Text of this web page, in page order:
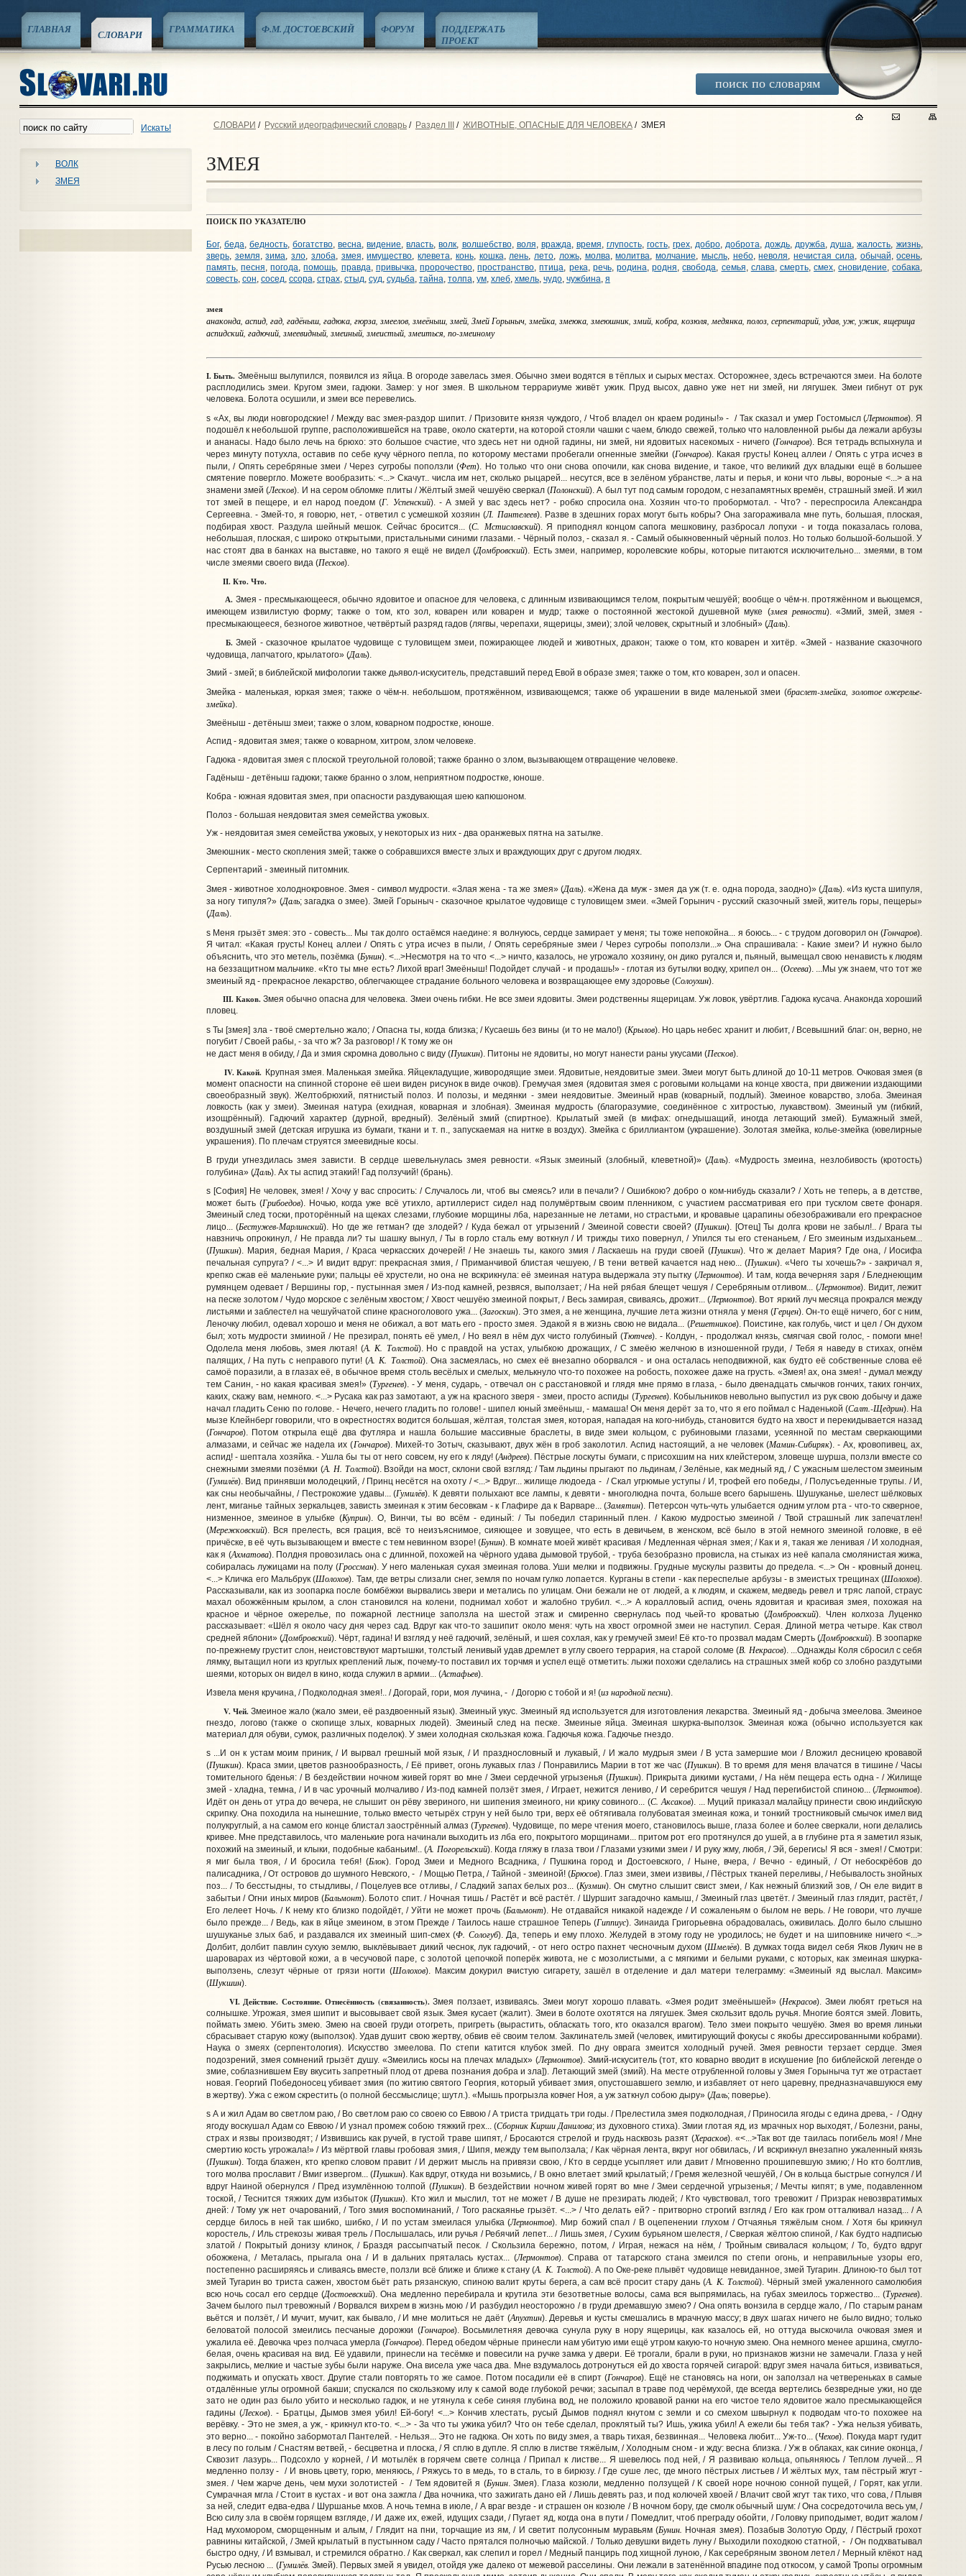
поиск по словарям
ГЛАВНАЯ СЛОВАРИ ГРАММАТИКА Ф.М. ДОСТОЕВСКИЙ ФОРУМ
ПОДДЕРЖАТЬ
ПРОЕКТ
Искать!
ВОЛК
ЗМЕЯ
СЛОВАРИ / Русский идеографический словарь/ Раздел III / ЖИВОТНЫЕ, ОПАСНЫЕ ДЛЯ ЧЕЛОВЕКА/ ЗМЕЯ
ЗМЕЯ
ПОИСК ПО УКАЗАТЕЛЮ
Бог, беда,бедность,богатство,весна,видение,власть,волк, волшебство, воля, вражда, время, глупость, гость, грех,добро,доброта,дождь,дружба,душа,жалость, жизнь,
зверь, земля,зима,зло, злоба, змея,имущество,клевета, конь, кошка,лень,лето, ложь, молва,молитва,молчание, мысль, небо,неволя,нечистая сила, обычай,осень,
память,песня,погода,помощь, правда, привычка, пророчество,пространство,птица, река, речь, родина,родня,свобода, семья, слава, смерть,смех,сновидение,собака,
совесть, сон, сосед, ссора, страх, стыд, суд, судьба, тайна, толпа, ум, хлеб, хмель, чудо, чужбина, я
змея
анаконда, аспид, гад, гадёныш, гадюка, гюрза, змеелов, змеёныш, змей, Змей Горыныч, змейка, змеюка, змеюшник, змий, кобра, козюля, медянка, полоз, серпентарий, удав, уж, ужик, ящерица
аспидский, гадючий, змеевидный, змеиный, змеистый, змеиться, по-змеиному
I. Быть. Змеёныш вылупился, появился из яйца. В огороде завелась змея. Обычно змеи водятся в тёплых и сырых местах. Осторожнее, здесь встречаются змеи. На болоте
расплодились змеи. Кругом змеи, гадюки. Замер: у ног змея. В школьном террариуме живёт ужик. Пруд высох, давно уже нет ни змей, ни лягушек. Змеи гибнут от рук
человека. Болота осушили, и змеи все перевелись.
s «Ах, вы люди новгородские! / Между вас змея-раздор шипит. / Призовите князя чуждого, / Чтоб владел он краем родины!» - / Так сказал и умер Гостомысл (Лермонтов). Я
подошёл к небольшой группе, расположившейся на траве, около скатерти, на которой стояли чашки с чаем, блюдо свежей, только что наловленной рыбы да лежали арбузы
и ананасы. Надо было лечь на брюхо: это большое счастие, что здесь нет ни одной гадины, ни змей, ни ядовитых насекомых - ничего (Гончаров). Вся тетрадь вспыхнула и
через минуту потухла, оставив по себе кучу чёрного пепла, по которому местами пробегали огненные змейки (Гончаров). Какая грусть! Конец аллеи / Опять с утра исчез в
пыли, / Опять серебряные змеи / Через сугробы поползли (Фет). Но только что они снова опочили, как снова видение, и такое, что великий дух владыки ещё в большее
смятение повергло. Можете вообразить: <...> Скачут.. числа им нет, сколько рыцарей... несутся, все в зелёном убранстве, латы и перья, и кони что львы, вороные <...> а на
знамени змей (Лесков). И на сером обломке плиты / Жёлтый змей чешуёю сверкал (Полонский). А был тут под самым городом, с незапамятных времён, страшный змей. И жил
тот змей в пещере, и ел народ поедом (Г. Успенский). - А змей у вас здесь нет? - робко спросила она. Хозяин что-то пробормотал. - Что? - переспросила Александра
Сергеевна. - Змей-то, я говорю, нет, - ответил с усмешкой хозяин (Л. Пантелеев). Разве в здешних горах могут быть кобры? Она загораживала мне путь, большая, плоская,
подбирая хвост. Раздула шейный мешок. Сейчас бросится... (С. Мстиславский). Я приподнял концом сапога мешковину, разбросал лопухи - и тогда показалась голова,
небольшая, плоская, с широко открытыми, пристальными синими глазами. - Чёрный полоз, - сказал я. - Самый обыкновенный чёрный полоз. Но только большой-большой. У
нас стоят два в банках на выставке, но такого я ещё не видел (Домбровский). Есть змеи, например, королевские кобры, которые питаются исключительно... змеями, в том
числе змеями своего вида (Песков).
II. Кто. Что.
А. Змея - пресмыкающееся, обычно ядовитое и опасное для человека, с длинным извивающимся телом, покрытым чешуёй; вообще о чём-н. протяжённом и вьющемся,
имеющем извилистую форму; также о том, кто зол, коварен или коварен и мудр; также о постоянной жестокой душевной муке (змея ревности). «Змий, змей, змея -
пресмыкающееся, безногое животное, четвёртый разряд гадов (лягвы, черепахи, ящерицы, змеи); злой человек, скрытный и злобный» (Даль).
Б.Змей - сказочное крылатое чудовище с туловищем змеи, пожирающее людей и животных, дракон; также о том, кто коварен и хитёр. «Змей - название сказочного
чудовища, лапчатого, крылатого» (Даль).
Змий - змей; в библейской мифологии также дьявол-искуситель, представший перед Евой в образе змея; также о том, кто коварен, зол и опасен.
Змейка - маленькая, юркая змея; также о чём-н. небольшом, протяжённом, извивающемся; также об украшении в виде маленькой змеи (браслет-змейка, золотое ожерелье-
змейка).
Змеёныш - детёныш змеи; также о злом, коварном подростке, юноше.
Аспид - ядовитая змея; также о коварном, хитром, злом человеке.
Гадюка - ядовитая змея с плоской треугольной головой; также бранно о злом, вызывающем отвращение человеке.
Гадёныш - детёныш гадюки; также бранно о злом, неприятном подростке, юноше.
Кобра - южная ядовитая змея, при опасности раздувающая шею капюшоном.
Полоз - большая неядовитая змея семейства ужовых.
Уж - неядовитая змея семейства ужовых, у некоторых из них - два оранжевых пятна на затылке.
Змеюшник - место скопления змей; также о собравшихся вместе злых и враждующих друг с другом людях.
Серпентарий - змеиный питомник.
Змея - животное холоднокровное. Змея - символ мудрости. «Злая жена - та же змея» (Даль). «Жена да муж - змея да уж (т. е. одна порода, заодно)» (Даль). «Из куста шипуля,
за ногу типуля?» (Даль; загадка о змее). Змей Горыныч - сказочное крылатое чудовище с туловищем змеи. «Змей Горынич - русский сказочный змей, житель горы, пещеры»
(Даль).
s Меня грызёт змея: это - совесть... Мы так долго остаёмся наедине: я волнуюсь, сердце замирает у меня; ты тоже непокойна... я боюсь... - с трудом договорил он (Гончаров).
Я читал: «Какая грусть! Конец аллеи / Опять с утра исчез в пыли, / Опять серебряные змеи / Через сугробы поползли...» Она спрашивала: - Какие змеи? И нужно было
объяснить, что это метель, позёмка (Бунин). <...>Несмотря на то что <...> ничто, казалось, не угрожало хозяину, он дико ругался и, пьяный, вымещал свою ненависть к людям
на беззащитном мальчике. «Кто ты мне есть? Лихой враг! Змеёныш! Подойдет случай - и продашь!» - глотая из бутылки водку, хрипел он... (Осеева). ...Мы уж знаем, что тот же
змеиный яд - прекрасное лекарство, облегчающее страдание больного человека и возвращающее ему здоровье (Солоухин).
III. Каков. Змея обычно опасна для человека. Змеи очень гибки. Не все змеи ядовиты. Змеи родственны ящерицам. Уж ловок, увёртлив. Гадюка кусача. Анаконда хороший
пловец.
s Ты [змея] зла - твоё смертельно жало; / Опасна ты, когда близка; / Кусаешь без вины (и то не мало!) (Крылов). Но царь небес хранит и любит, / Всевышний благ: он, верно, не
погубит / Своей рабы, - за что ж? За разговор! / К тому же он
не даст меня в обиду, / Да и змия скромна довольно с виду (Пушкин). Питоны не ядовиты, но могут нанести раны укусами (Песков).
IV. Какой. Крупная змея. Маленькая змейка. Яйцекладущие, живородящие змеи. Ядовитые, неядовитые змеи. Змеи могут быть длиной до 10-11 метров. Очковая змея (в
момент опасности на спинной стороне её шеи виден рисунок в виде очков). Гремучая змея (ядовитая змея с роговыми кольцами на конце хвоста, при движении издающими
своеобразный звук). Желтобрюхий, пятнистый полоз. И полозы, и медянки - змеи неядовитые. Змеиный нрав (коварный, подлый). Змеиное коварство, злоба. Змеиная
ловкость (как у змеи). Змеиная натура (ехидная, коварная и злобная). Змеиная мудрость (благоразумие, соединённое с хитростью, лукавством). Змеиный ум (гибкий,
изощрённый). Гадючий характер (дурной, вредный). Зелёный змий (спиртное). Крылатый змей (в мифах: огнедышащий, иногда летающий змей). Бумажный змей,
воздушный змей (детская игрушка из бумаги, ткани и т. п., запускаемая на нитке в воздух). Змейка с бриллиантом (украшение). Золотая змейка, колье-змейка (ювелирные
украшения). По плечам струятся змеевидные косы.
В груди угнездилась змея зависти. В сердце шевельнулась змея ревности. «Язык змеиный (злобный, клеветной)» (Даль). «Мудрость змеина, незлобивость (кротость)
голубина» (Даль). Ах ты аспид этакий! Гад ползучий! (брань).
s [София] Не человек, змея! / Хочу у вас спросить: / Случалось ли, чтоб вы смеясь? или в печали? / Ошибкою? добро о ком-нибудь сказали? / Хоть не теперь, а в детстве,
может быть (Грибоедов). Ночью, когда уже всё утихло, артиллерист сидел над полумёртвым своим пленником, с участием рассматривая его при тусклом свете фонаря.
Змеиный след тоски, проторённый на щеках слезами, глубокие морщины лба, нарезанные не летами, но страстьми, и кровавые царапины обезображивали его прекрасное
лицо... (Бестужев-Марлинский). Но где же гетман? где злодей? / Куда бежал от угрызений / Змеиной совести своей? (Пушкин). [Отец] Ты долга крови не забыл!.. / Врага ты
навзничь опрокинул, / Не правда ли? ты шашку вынул, / Ты в горло сталь ему воткнул / И трижды тихо повернул, / Упился ты его стенаньем, / Его змеиным издыханьем...
(Пушкин). Мария, бедная Мария, / Краса черкасских дочерей! / Не знаешь ты, какого змия / Ласкаешь на груди своей (Пушкин). Что ж делает Мария? Где она, / Иосифа
печальная супруга? / <...> И видит вдруг: прекрасная змия, / Приманчивой блистая чешуею, / В тени ветвей качается над нею... (Пушкин). «Чего ты хочешь?» - закричал я,
крепко сжав её маленькие руки; пальцы её хрустели, но она не вскрикнула: её змеиная натура выдержала эту пытку (Лермонтов). И там, когда вечерняя заря / Бледнеющим
румянцем одевает / Вершины гор, - пустынная змея / Из-под камней, резвяся, выползает; / На ней рябая блещет чешуя / Серебряным отливом... (Лермонтов). Видит, лежит
на песке золотом / Чудо морское с зелёным хвостом; / Хвост чешуёю змеиной покрыт, / Весь замирая, свиваясь, дрожит... (Лермонтов). Вот яркий луч месяца прокрался между
листьями и заблестел на чешуйчатой спине красноголового ужа... (Загоскин). Это змея, а не женщина, лучшие лета жизни отняла у меня (Герцен). Он-то ещё ничего, бог с ним,
Леночку любил, одевал хорошо и меня не обижал, а вот мать его - просто змея. Эдакой я в жизнь свою не видала... (Решетников). Поистине, как голубь, чист и цел / Он духом
был; хоть мудрости змииной / Не презирал, понять её умел, / Но веял в нём дух чисто голубиный (Тютчев). - Колдун, - продолжал князь, смягчая свой голос, - помоги мне!
Одолела меня любовь, змея лютая! (А. К. Толстой). Но с правдой на устах, улыбкою дрожащих, / С змеёю желчною в изношенной груди, / Тебя я наведу в стихах, огнём
палящих, / На путь с неправого пути! (А. К. Толстой). Она засмеялась, но смех её внезапно оборвался - и она осталась неподвижной, как будто её собственные слова её
самоё поразили, а в глазах её, в обычное время столь весёлых и смелых, мелькнуло что-то похожее на робость, похожее даже на грусть. «Змея! ах, она змея! - думал между
тем Санин, - но какая красивая змея!» (Тургенев). - У меня, сударь, - отвечал он с расстановкой и глядя мне прямо в глаза, - было двенадцать смычков гончих, таких гончих,
каких, скажу вам, немного. <...> Русака как раз замотают, а уж на красного зверя - змеи, просто аспиды (Тургенев). Кобыльников невольно выпустил из рук свою добычу и даже
начал гладить Сеню по голове. - Нечего, нечего гладить по голове! - шипел юный змеёныш, - мамаша! Он меня дерёт за то, что я его поймал с Наденькой (Салт.-Щедрин). На
мызе Клейнберг говорили, что в окрестностях водится большая, жёлтая, толстая змея, которая, нападая на кого-нибудь, становится будто на хвост и перекидывается назад
(Гончаров). Потом открыла ещё два футляра и нашла большие массивные браслеты, в виде змеи кольцом, с рубиновыми глазами, усеянной по местам сверкающими
алмазами, и сейчас же надела их (Гончаров). Михей-то Зотыч, сказывают, двух жён в гроб заколотил. Аспид настоящий, а не человек (Мамин-Сибиряк). - Ах, кровопивец, ах,
аспид! - шептала хозяйка. - Ушла бы ты от него совсем, ну его к ляду! (Андреев). Пёстрые лоскуты бумаги, с присохшим на них клейстером, зловеще шурша, ползли вместе со
снежными змеями позёмки (А. Н. Толстой). Взойди на мост, склони свой взгляд: / Там льдины прыгают по льдинам, / Зелёные, как медный яд, / С ужасным шелестом змеиным
(Гумилёв). Вид принявши молодецкий, / Принц несётся на охоту / <...> Вдруг... жилище людоеда - / Скал угрюмые уступы / И, трофей его победы, / Полусъеденные трупы. / И,
как сны необычайны, / Пестрокожие удавы... (Гумилёв). К девяти полыхают все лампы, к девяти - многолюдна почта, больше всего барышень. Шушуканье, шелест шёлковых
лент, миганье тайных зеркальцев, зависть змеиная к этим бесовкам - к Глафире да к Варваре... (Замятин). Петерсон чуть-чуть улыбается одним углом рта - что-то скверное,
низменное, змеиное в улыбке (Куприн). О, Винчи, ты во всём - единый: / Ты победил старинный плен. / Какою мудростью змеиной / Твой страшный лик запечатлен!
(Мережковский). Вся прелесть, вся грация, всё то неизъяснимое, сияющее и зовущее, что есть в девичьем, в женском, всё было в этой немного змеиной головке, в её
причёске, в её чуть вызывающем и вместе с тем невинном взоре! (Бунин). В комнате моей живёт красивая / Медленная чёрная змея; / Как и я, такая же ленивая / И холодная,
как я (Ахматова). Полдня провозилась она с длинной, похожей на чёрного удава дымовой трубой, - труба безобразно провисла, на стыках из неё капала смолянистая жижа,
собиралась лужицами на полу (Гроссман). У него маленькая сухая змеиная голова. Уши мелки и подвижны. Грудные мускулы развиты до предела. <...> Он - кровный донец.
<...> Кличка его Мальбрук (Шолохов). Там, где ветры слизали снег, земля по ночам гулко лопается. Курганы в степи - как переспелые арбузы - в змеистых трещинах (Шолохов).
Рассказывали, как из зоопарка после бомбёжки вырвались звери и метались по улицам. Они бежали не от людей, а к людям, и скажем, медведь ревел и тряс лапой, страус
махал обожжённым крылом, а слон становился на колени, поднимал хобот и жалобно трубил. <...> А коралловый аспид, очень ядовитая и красивая змея, похожая на
красное и чёрное ожерелье, по пожарной лестнице заползла на шестой этаж и смиренно свернулась под чьей-то кроватью (Домбровский). Член колхоза Луценко
рассказывает: «Шёл я около часу дня через сад. Вдруг как что-то зашипит около меня: чуть на хвост огромной змеи не наступил. Серая. Длиной метра четыре. Как ствол
средней яблони» (Домбровский). Чёрт, гадина! И взгляд у неё гадючий, зелёный, и шея сохлая, как у гремучей змеи! Её кто-то прозвал мадам Смерть (Домбровский). В зоопарке
по-прежнему грустит слон, неистовствуют мартышки, толстый ленивый удав дремлет в углу своего террария, на старой соломе (В. Некрасов). ...Однажды Коля сбросил с себя
лямку, вытащил ноги из круглых креплений лыж, почему-то поставил их торчмя и успел ещё отметить: лыжи похожи сделались на страшных змей кобр со злобно раздутыми
шеями, которых он видел в кино, когда служил в армии... (Астафьев).
Извела меня кручина, / Подколодная змея!.. / Догорай, гори, моя лучина, - / Догорю с тобой и я! (из народной песни).
V. Чей. Змеиное жало (жало змеи, её раздвоенный язык). Змеиный укус. Змеиный яд используется для изготовления лекарства. Змеиный яд - добыча змеелова. Змеиное
гнездо, логово (также о скопище злых, коварных людей). Змеиный след на песке. Змеиные яйца. Змеиная шкурка-выползок. Змеиная кожа (обычно используется как
материал для обуви, сумок, различных поделок). У змеи холодная скользкая кожа. Гадючья кожа. Гадючье гнездо.
s ...И он к устам моим приник, / И вырвал грешный мой язык, / И празднословный и лукавый, / И жало мудрыя змеи / В уста замершие мои / Вложил десницею кровавой
(Пушкин). Краса змии, цветов разнообразность, / Её привет, огонь лукавых глаз / Понравились Марии в тот же час (Пушкин). В то время для меня влачатся в тишине / Часы
томительного бденья: / В бездействии ночном живей горят во мне / Змеи сердечной угрызенья (Пушкин). Прикрыта дикими кустами, / На нём пещера есть одна - / Жилище
змей - хладна, темна, / И в час урочный молчаливо / Из-под камней ползёт змея, / Играет, нежится лениво, / И серебрится чешуя / Над перегибистой спиною... (Лермонтов).
Идёт он день от утра до вечера, не слышит он рёву звериного, ни шипения змеиного, ни крику совиного... (С. Аксаков). ... Муций приказал малайцу принести свою индийскую
скрипку. Она походила на нынешние, только вместо четырёх струн у ней было три, верх её обтягивала голубоватая змеиная кожа, и тонкий тростниковый смычок имел вид
полукруглый, а на самом его конце блистал заострённый алмаз (Тургенев). Чудовище, по мере чтения моего, становилось выше, глаза более и более сверкали, ноги делались
кривее. Мне представилось, что маленькие рога начинали выходить из лба его, покрытого морщинами... притом рот его протянулся до ушей, а в глубине рта я заметил язык,
похожий на змеиный, и клыки, подобные кабаньим!.. (А. Погорельский). Когда гляжу в глаза твои / Глазами узкими змеи / И руку жму, любя, / Эй, берегись! Я вся - змея! / Смотри:
я миг была твоя, / И бросила тебя! (Блок). Город Змеи и Медного Всадника, / Пушкина город и Достоевского, / Ныне, вчера, / Вечно - единый, / От небоскрёбов до
палисадника, / От островов до шумного Невского, - / Мощью Петра, / Тайной - змеиной! (Брюсов). Глаз змеи, змеи извивы, / Пёстрых тканей переливы, / Небывалость знойных
поз... / То бесстыдны, то стыдливы, / Поцелуев все отливы, / Сладкий запах белых роз... (Кузмин). Он смутно слышит свист змеи, / Как нежный близкий зов, / Он еле видит в
забытьи / Огни иных миров (Бальмонт). Болото спит. / Ночная тишь / Растёт и всё растёт. / Шуршит загадочно камыш, / Змеиный глаз цветёт. / Змеиный глаз глядит, растёт, /
Его лелеет Ночь. / К нему кто близко подойдёт, / Уйти не может прочь (Бальмонт). Не отдавайся никакой надежде / И сожаленьям о былом не верь. / Не говори, что лучше
было прежде... / Ведь, как в яйце змеином, в этом Прежде / Таилось наше страшное Теперь (Гиппиус). Зинаида Григорьевна обрадовалась, оживилась. Долго было слышно
шушуканье злых баб, и раздавался их змеиный шип-смех (Ф. Сологуб). Да, теперь и ему плохо. Желудей в этому году не уродилось; не будет и на шиповнике ничего <...>
Долбит, долбит павлин сухую землю, выклёвывает дикий чеснок, лук гадючий, - от него остро пахнет чесночным духом (Шмелёв). В думках тогда видел себя Яков Лукич не в
шароварах из чёртовой кожи, а в чесучовой паре, с золотой цепочкой поперёк живота, не с мозолистыми, а с мягкими и белыми руками, с которых, как змеиная шкурка-
выползень, слезут чёрные от грязи ногти (Шолохов). Максим докурил вчистую сигарету, зашёл в отделение и дал матери телеграмму: «Змеиный яд выслал. Максим»
(Шукшин).
VI. Действие. Состояние. Отнесённость (связанность).Змея ползает, извиваясь. Змеи могут хорошо плавать. «Змея родит змеёнышей» (Некрасов). Змеи любят греться на
солнышке. Угрожая, змея шипит и высовывает свой язык. Змея кусает (жалит). Змеи в болоте охотятся на лягушек. Змея скользит вдоль ручья. Многие боятся змей. Ловить,
поймать змею. Убить змею. Змею на своей груди отогреть, пригреть (вырастить, обласкать того, кто оказался врагом). Тело змеи покрыто чешуёю. Змея во время линьки
сбрасывает старую кожу (выползок). Удав душит свою жертву, обвив её своим телом. Заклинатель змей (человек, имитирующий фокусы с якобы дрессированными кобрами).
Наука о змеях (серпентология). Искусство змеелова. По степи катится клубок змей. По дну оврага змеится холодный ручей. Змея ревности терзает сердце. Змея
подозрений, змея сомнений грызёт душу. «Змеились косы на плечах младых» (Лермонтов). Змий-искуситель (тот, кто коварно вводит в искушение [по библейской легенде о
змие, соблазнившем Еву вкусить запретный плод от древа познания добра и зла]). Летающий змей (змий). На месте отрубленной головы у Змея Горыныча тут же отрастает
новая. Георгий Победоносец убивает змия (по житию святого Георгия, который убивает змия, опустошавшего землю, и избавляет от него царевну, предназначавшуюся ему
в жертву). Ужа с ежом скрестить (о полной бессмыслице; шутл.). «Мышь прогрызла ковчег Ноя, а уж заткнул собою дыру» (Даль; поверье).
s А и жил Адам во светлом раю, / Во светлом раю со своею со Еввою / А триста тридцать три годы. / Прелестила змея подколодная, / Приносила ягоды с едина древа, - / Одну
ягоду воскушал Адам со Еввою / И узнал промеж собою тяжкий грех... (Сборник Кирши Данилова; из духовного стиха). Змии глотая яд, из мрачных нор выходят, / Болезни, раны,
страх и язвы производят; / Извившись как ручей, в густой траве шипят, / Бросаются стрелой и грудь насквозь разят (Херасков). «<...>Так вот где таилась погибель моя! / Мне
смертию кость угрожала!» / Из мёртвой главы гробовая змия, / Шипя, между тем выползала; / Как чёрная лента, вкруг ног обвилась, / И вскрикнул внезапно ужаленный князь
(Пушкин). Тогда блажен, кто крепко словом правит / И держит мысль на привязи свою, / Кто в сердце усыпляет или давит / Мгновенно прошипевшую змию; / Но кто болтлив,
того молва прославит / Вмиг извергом... (Пушкин). Как вдруг, откуда ни возьмись, / В окно влетает змий крылатый; / Гремя железной чешуёй, / Он в кольца быстрые согнулся / И
вдруг Наиной обернулся / Пред изумлённою толпой (Пушкин). В бездействии ночном живей горят во мне / Змеи сердечной угрызенья; / Мечты кипят; в уме, подавленном
тоской, / Теснится тяжких дум избыток (Пушкин). Кто жил и мыслил, тот не может / В душе не презирать людей; / Кто чувствовал, того тревожит / Призрак невозвратимых
дней: / Тому уж нет очарований, / Того змия воспоминаний, / Того раскаянье грызёт. <...> / Что делать ей? - притворно строгий взгляд / Его как гром отталкивал назад... / А
сердце билось в ней так шибко, шибко, / И по устам змеилася улыбка (Лермонтов). Мир божий спал / В оцепенении глухом / Отчаянья тяжёлым сном. / Хотя бы крикнул
коростель, / Иль стрекозы живая трель / Послышалась, или ручья / Ребячий лепет... / Лишь змея, / Сухим бурьяном шелестя, / Сверкая жёлтою спиной, / Как будто надписью
златой / Покрытый донизу клинок, / Браздя рассыпчатый песок. / Скользила бережно, потом, / Играя, нежася на нём, / Тройным свивалася кольцом; / То, будто вдруг
обожжена, / Металась, прыгала она / И в дальних пряталась кустах... (Лермонтов). Справа от татарского стана змеился по степи огонь, и неправильные узоры его,
постепенно расширяясь и сливаясь вместе, ползли всё ближе и ближе к стану (А. К. Толстой). А по Оке-реке плывёт чудовище невиданное, змей Тугарин. Длиною-то был тот
змей Тугарин во триста сажен, хвостом бьёт рать рязанскую, спиною валит круты берега, а сам всё просит стару дань (А. К. Толстой). Чёрный змей ужаленного самолюбия
всю ночь сосал его сердце (Достоевский). Она медленно перебирала и крутила эти безответные волосы, сама вся выпрямилась, на губах змеилось торжество... (Тургенев).
Зачем былого пыл тревожный / Ворвался вихрем в жизнь мою / И разбудил неосторожно / в груди дремавшую змею? / Она опять вонзила в сердце жало, / По старым ранам
вьётся и ползёт, / И мучит, мучит, как бывало, / И мне молиться не даёт (Апухтин). Деревья и кусты смешались в мрачную массу; в двух шагах ничего не было видно; только
беловатой полосой змеились песчаные дорожки (Гончаров). Восьмилетняя девочка сунула руку в нору ящерицы, как казалось ей, но оттуда выскочила очковая змея и
ужалила её. Девочка чрез полчаса умерла (Гончаров). Перед обедом чёрные принесли нам убитую ими ещё утром какую-то ночную змею. Она немного менее аршина, смугло-
белая, очень красивая на вид. Её удавили, принесли на тесёмке и повесили на ручке замка у двери. Её трогали, брали в руки, но признаков жизни не замечали. Глаза у ней
закрылись, мелкие и частые зубы были наруже. Она висела уже часа два. Мне вздумалось дотронуться ей до хвоста горячей сигарой: вдруг змея начала биться, извиваться,
поджимать и опускать хвост. Другие стали повторять то же самое. Потом посадили её в спирт (Гончаров). Ещё не становясь на ноги, он заползал на четвереньках в самые
отдалённые углы огромной бакши; спускался по скользкому илу к самой воде глубокой речки; засыпал в траве под черёмухой, где всегда вертелись безвредные ужи, но где
зато не один раз было убито и несколько гадюк, и не утянула к себе синяя глубина вод, не положило кровавой ранки на его чистое тело ядовитое жало пресмыкающейся
гадины (Лесков). - Братцы, Дымов змея убил! Ей-богу! <...> Кончив хлестать, русый Дымов поднял кнутом с земли и со смехом швырнул к подводам что-то похожее на
верёвку. - Это не змея, а уж, - крикнул кто-то. <...> - За что ты ужика убил? Что он тебе сделал, проклятый ты? Ишь, ужика убил! А ежели бы тебя так? - Ужа нельзя убивать,
это верно... - покойно забормотал Пантелей. - Нельзя... Это не гадюка. Он хоть по виду змея, а тварь тихая, безвинная... Человека любит... Уж-то... (Чехов). Покуда март гудит
в лесу по голым / Снастям ветвей, - бесцветна и плоска, / Я сплю в дупле. Я сплю в листве тяжёлым, / Холодным сном - и жду: весна близка. / Уж в облаках, как синие оконца, /
Сквозит лазурь... Подсохло у корней, / И мотылёк в горячем свете солнца / Припал к листве... Я шевелюсь под ней, / Я развиваю кольца, опьяняюсь / Теплом лучей... Я
медленно ползу - / И вновь цвету, горю, меняюсь, / Ряжусь то в медь, то в сталь, то в бирюзу. / Где суше лес, где много пёстрых листьев / И жёлтых мух, там пёстрый жгут -
змея. / Чем жарче день, чем мухи золотистей - / Тем ядовитей я (Бунин. Змея). Глаза козюли, медленно ползущей / К своей норе ночною сонной пущей, / Горят, как угли.
Сумрачная мгла / Стоит в кустах - и вот она зажгла / Два ночника, что зажигать дано ей / Лишь девять раз, и под колючей хвоей / Влачит свой жгут так тихо, что сова, / Плывя
за ней, следит едва-едва / Шуршанье мхов. А ночь темна в июле, / А враг везде - и страшен он козюле / В ночном бору, где смолк обычный шум: / Она сосредоточила весь ум, /
Всю силу зла в своём горящем взгляде, / И даже их, ежей, идущих сзади, / Пугает яд, когда она в пути / Помедлит, чтоб преграду обойти, / Головку приподымет, водит жалом /
Над мухомором, сморщенным и алым, / Глядит на пни, торчащие из ям, / И светит полусонным муравьям (Бунин. Ночная змея). Позабыв Золотую Орду, / Пёстрый грохот
равнины китайской, / Змей крылатый в пустынном саду / Часто прятался полночью майской. / Только девушки видеть луну / Выходили походкою статной, - / Он подхватывал
быстро одну, / И взмывал, и стремился обратно. / Как сверкал, как слепил и горел / Медный панцирь под хищной луною, / Как серебряным звоном летел / Мерный клёкот над
Русью лесною ... (Гумилёв. Змей). Первых змей я увидел, отойдя уже далеко от межевой расселины. Они лежали в затенённой впадине под откосом, у самой Тропы огромным